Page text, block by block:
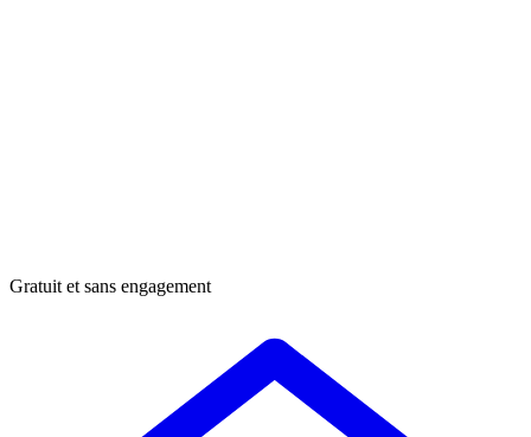
Gratuit et sans engagement